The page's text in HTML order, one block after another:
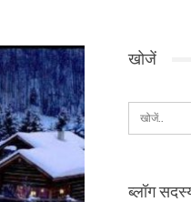
खोजें
ब्लॉग